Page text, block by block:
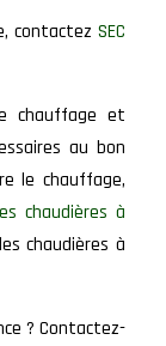
contactez SEC
chauffage et
au bon
le chauffage,
chaudières à
chaudières à
? Contactez-